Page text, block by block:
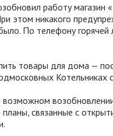
работу
этом никакого
По телефону
товары для дома —
Котельниках
связанные с